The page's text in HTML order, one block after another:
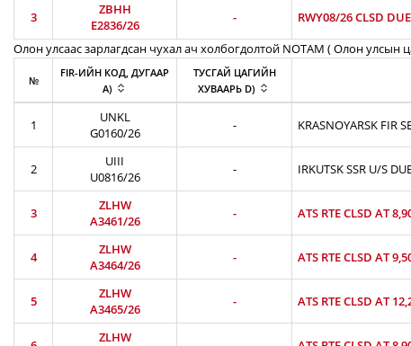
3
ZBHH
E2836/26
- RWY08/26 CLSD
Олон улсаас зарлагдсан чухал ач холбогдолтой NOTAM ( Олон улсын
№
FIR-ИЙН КОД, ДУГААР
A)
ТУСГАЙ ЦАГИЙН
ХУВААРЬ D)
1
UNKL
G0160/26
- KRASNOYARSK FIR
2
UIII
U0816/26
- IRKUTSK SSR U/S
3
ZLHW
A3461/26
- ATS RTE CLSD AT
4
ZLHW
A3464/26
- ATS RTE CLSD AT
5
ZLHW
A3465/26
- ATS RTE CLSD AT
ZLHW